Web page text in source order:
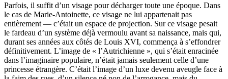
Parfois, il suffit d’un visage pour décharger toute une époque. Dans
le cas de Marie-Antoinette, ce visage ne lui appartenait pas
entièrement — c’était un espace de projection. Sur ce visage pesait
le fardeau d’un système déjà vermoulu avant sa naissance, mais qui,
durant ses années aux côtés de Louis XVI, commença à s’effondrer
définitivement. L’image de « l’Autrichienne », qui s’était enracinée
dans l’imaginaire populaire, n’était jamais seulement celle d’une
princesse étrangère. C’était l’image d’un luxe devenu aveugle face à